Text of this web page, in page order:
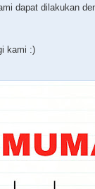
dapat dilakukan
kami :)